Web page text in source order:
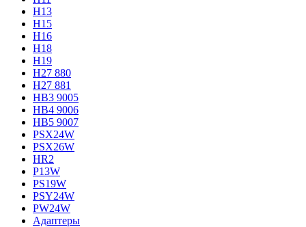
H13
H15
H16
H18
H19
H27 880
H27 881
HB3 9005
HB4 9006
HB5 9007
PSX24W
PSX26W
HR2
P13W
PS19W
PSY24W
PW24W
Адаптеры